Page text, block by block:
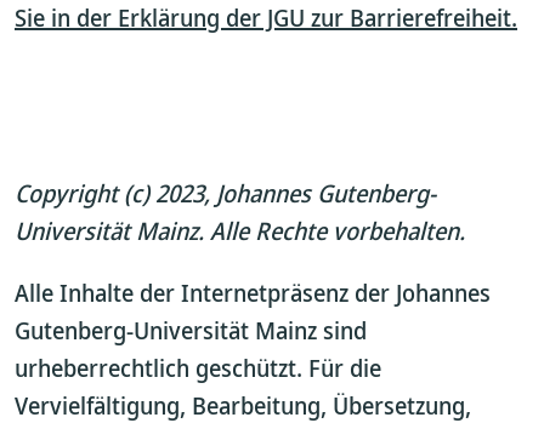
Sie in der Erklärung der JGU zur Barrierefreiheit.
Copyright (c) 2023, Johannes Gutenberg-
Universität Mainz. Alle Rechte vorbehalten.
Alle Inhalte der Internetpräsenz der Johannes
Gutenberg-Universität Mainz sind
urheberrechtlich geschützt. Für die
Vervielfältigung, Bearbeitung, Übersetzung,